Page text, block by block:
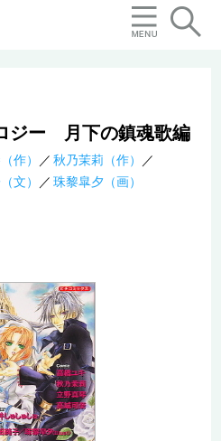
ジー 月下の鎮魂歌編
作）
秋乃茉莉（作）
文） 珠黎皐夕（画）